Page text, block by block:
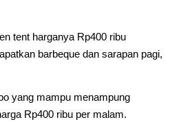
tent harganya Rp400 ribu
barbeque dan sarapan pagi,
yang mampu menampung
Rp400 ribu per malam.